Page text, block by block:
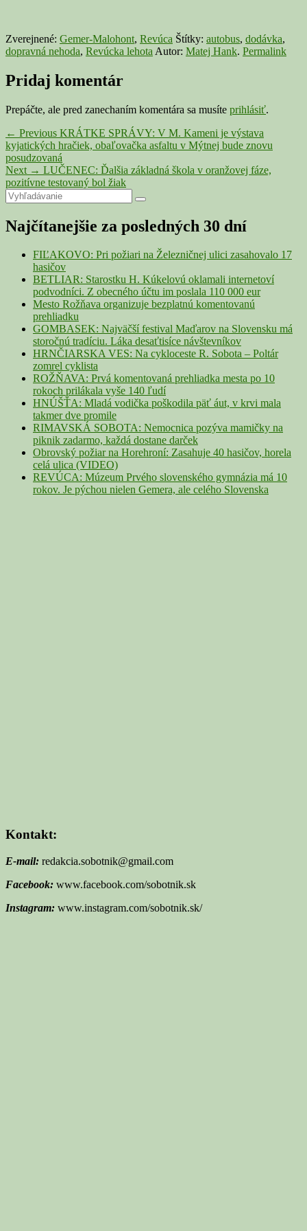
Zverejnené: Gemer-Malohont, Revúca Štítky: autobus, dodávka,
dopravná nehoda, Revúcka lehota Autor: Matej Hank. Permalink
Pridaj komentár
Prepáčte, ale pred zanechaním komentára sa musíte prihlásiť.
Navigácia
v
článku
← Previous Previous
post:
KRÁTKE SPRÁVY: V M. Kameni je výstava
kyjatických hračiek, obaľovačka asfaltu v Mýtnej bude znovu
posudzovaná
Next → Next
post:
LUČENEC: Ďalšia základná škola v oranžovej fáze,
pozitívne testovaný bol žiak
Primary
Sidebar
Widget
Area
Search
for:
Search
Najčítanejšie za posledných 30 dní
FIĽAKOVO: Pri požiari na Železničnej ulici zasahovalo 17
hasičov
BETLIAR: Starostku H. Kúkelovú oklamali internetoví
podvodníci. Z obecného účtu im poslala 110 000 eur
Mesto Rožňava organizuje bezplatnú komentovanú
prehliadku
GOMBASEK: Najväčší festival Maďarov na Slovensku má
storočnú tradíciu. Láka desaťtisíce návštevníkov
HRNČIARSKA VES: Na cykloceste R. Sobota – Poltár
zomrel cyklista
ROŽŇAVA: Prvá komentovaná prehliadka mesta po 10
rokoch prilákala vyše 140 ľudí
HNÚŠŤA: Mladá vodička poškodila päť áut, v krvi mala
takmer dve promile
RIMAVSKÁ SOBOTA: Nemocnica pozýva mamičky na
piknik zadarmo, každá dostane darček
Obrovský požiar na Horehroní: Zasahuje 40 hasičov, horela
celá ulica (VIDEO)
REVÚCA: Múzeum Prvého slovenského gymnázia má 10
rokov. Je pýchou nielen Gemera, ale celého Slovenska
Kontakt:
E-mail: redakcia.sobotnik@gmail.com
Facebook: www.facebook.com/sobotnik.sk
Instagram: www.instagram.com/sobotnik.sk/